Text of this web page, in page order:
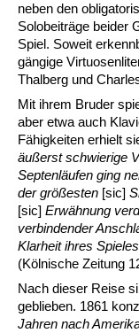
neben den
Solobeiträge beider
Spiel. Soweit
gängige
Thalberg und
Mit ihrem Bruder
aber etwa auch
Fähigkeiten erhielt
äußerst schwierige
Septenläufen ging
der größesten [sic]
[sic] Erwähnung
verbindender
Klarheit ihres
(Kölnische Zeitung
Nach dieser Reise
geblieben. 1861
Jahren nach